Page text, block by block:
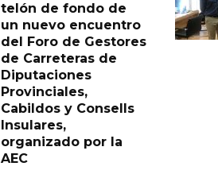
telón de fondo de
un nuevo encuentro
del Foro de Gestores
de Carreteras de
Diputaciones
Provinciales,
Cabildos y Consells
Insulares,
organizado por la
AEC